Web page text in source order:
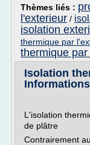
Thèmes liés :
l'exterieur /
isolation
thermique par
thermique
Isolation
L'isolation
de plâtre
Contrairement